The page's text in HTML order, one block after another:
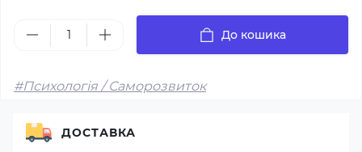
До кошика
#Психологія / Саморозвиток
ДОСТАВКА